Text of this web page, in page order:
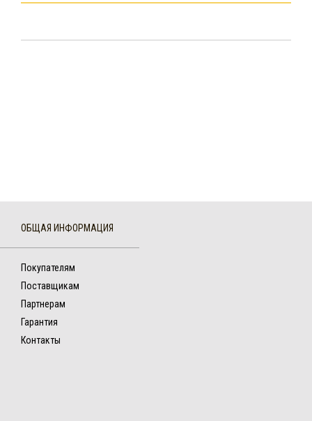
ОБЩАЯ ИНФОРМАЦИЯ
Покупателям
Поставщикам
Партнерам
Гарантия
Контакты